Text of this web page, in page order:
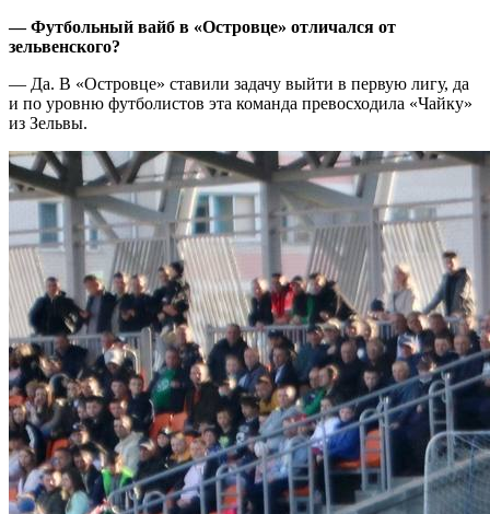
—Футбольный вайб в «Островце» отличался от
зельвенского?
— Да. В «Островце» ставили задачу выйти в первую лигу, да
и по уровню футболистов эта команда превосходила «Чайку»
из Зельвы.